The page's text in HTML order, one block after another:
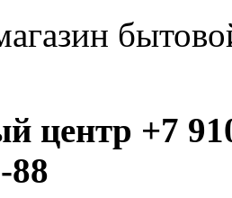
центр +7
88